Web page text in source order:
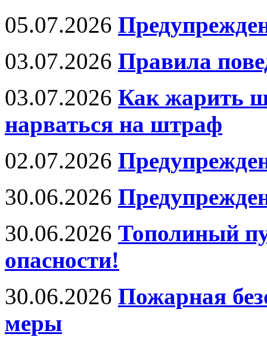
05.07.2026
03.07.2026 Правила
03.07.2026 Как жарить
нарваться на штраф
02.07.2026
30.06.2026
30.06.2026 Тополиный
опасности!
30.06.2026 Пожарная
меры